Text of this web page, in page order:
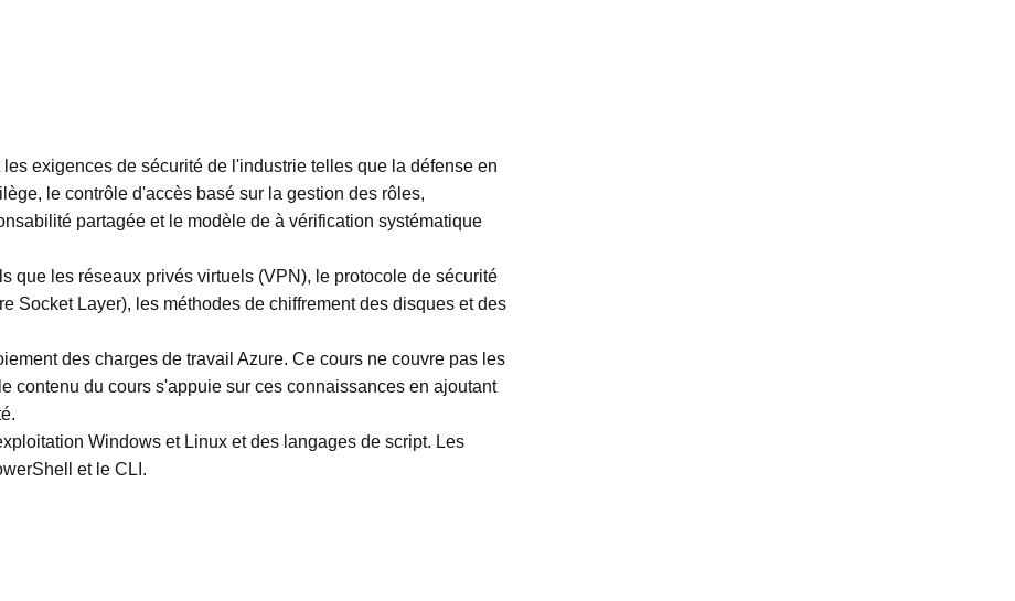
exigences de sécurité de l'industrie telles que la défense en
le contrôle d'accès basé sur la gestion des rôles,
partagée et le modèle de à vérification systématique
que les réseaux privés virtuels (VPN), le protocole de sécurité
Socket Layer), les méthodes de chiffrement des disques et des
des charges de travail Azure. Ce cours ne couvre pas les
contenu du cours s'appuie sur ces connaissances en ajoutant
Windows et Linux et des langages de script. Les
et le CLI.